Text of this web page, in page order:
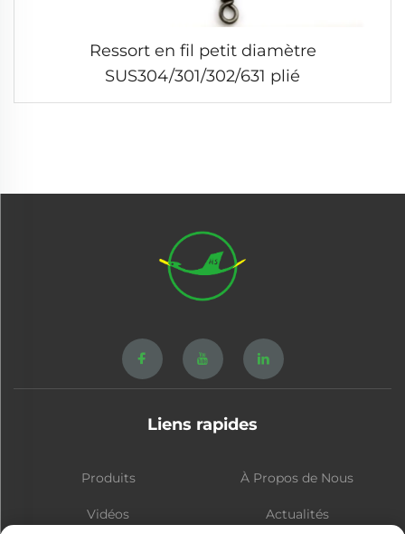
Ressort en fil petit diamètre
SUS304/301/302/631 plié
Liens rapides
Produits À Propos de Nous
Vidéos Actualités